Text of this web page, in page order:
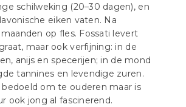
schilweking (20–30 dagen), en
eiken vaten. Na
op fles. Fossati levert
maar ook verfijning: in de
anijs en specerijen; in de mond
tannines en levendige zuren.
om te ouderen maar is
ook jong al fascinerend.